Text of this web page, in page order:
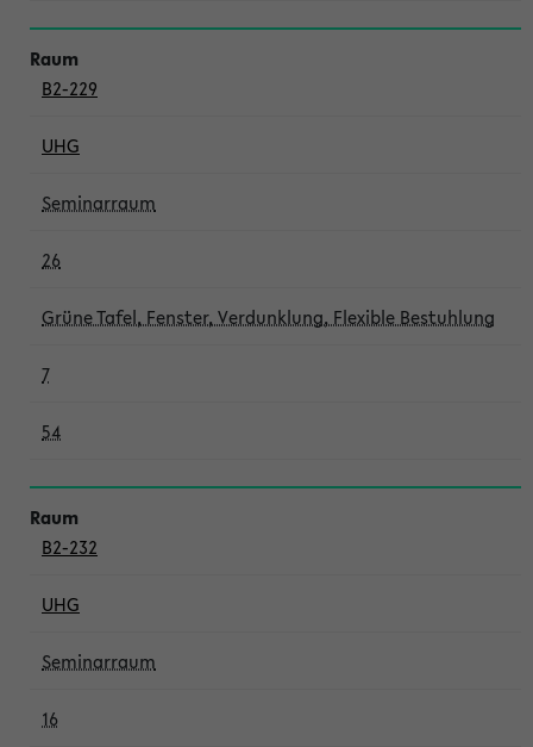
B2-229
UHG
Seminarraum
26
Grüne Tafel, Fenster, Verdunklung, Flexible Bestuhlung
7
54
B2-232
UHG
Seminarraum
16